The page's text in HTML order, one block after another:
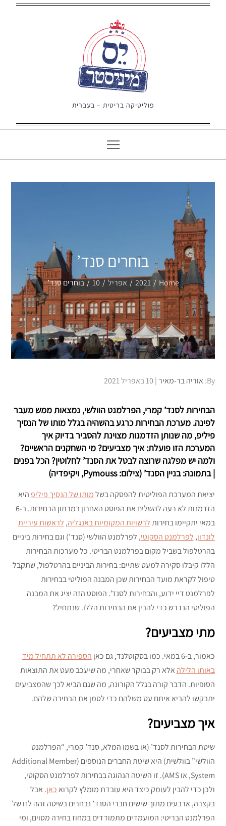
פוליטיקה בריטית – בעברית
בוחרים סנד’
Home
2021 אפריל 10 בוחרים סנד’
By: אוריה בר-מאיר Posted
10 באפריל 2021
הבחירות לסנד’ קמרי, הפרלמנט הוולשי, נמצאות ממש מעבר
לפינה. מערכת הבחירות כרגע בהשהיה בגלל מותו של הנסיך
פיליפ, מה שנותן הזדמנות מצוינת להסביר בדיוק איך
המערכת הזו פועלת: איך מצביעים? מי השחקנים הראשיים?
ולמה יש מפלגה שרוצה לבטל את הסנד’ לחלוטין? הכל בפנים
| בתמונה: בניין הסנד’ (צילום: Pymouss, ויקיפדיה)
יציאת המערכת הפוליטית להפסקה בשלמותו של הנסיך פיליפ היא
הזדמנות לא רעה להשלים את הפוסט האחרון במרתון הבחירות. ב-6
במאי יתקיימו בחירותלרשויות המקומיות באנגליה, לראשות עיריית
לונדון, לפרלמנט הסקוטי, לפרלמנט הוולשי (סנד’) וגם בחירות ביניים
בהרטלפול בשביל מקום בפרלמנט הבריטי. כל מערכות הבחירות
הללו קיבלו סקירה למעט שתיים: בחירות הביניים בהרטלפול, שתקבל
טיפול לקראת מועד הבחירות שכן המבנה הפוליטי בבחירות
לפרלמנט דיי ידוע, והבחירות לסנד’. הפוסט הזה יציג את המבנה
הפוליטי הנדרש כדי להבין את הבחירות הללו. שנתחיל?
מתי מצביעים?
כאמור, ב-6 במאי. כמו בסקוטלנד, גם כאן
הספירה לא תתחיל מיד
באותו הלילה אלא רק בבוקר שאחרי, מה שיעכב מעט את התוצאות
הסופיות. הדבר קורה בגלל הקורונה, מה שגם הביא לכך שהמצביעים
יתבקשו להביא איתם עט משלהם כדי לסמן את הבחירה שלהם.
איך מצביעים?
שיטת הבחירות לסנד’ (או בשמו המלא, סנד’ קמרי, “הפרלמנט
הוולשי” בוולשית) היא שיטת החברים הנוספים (Additional Member
System, או AMS). זו השיטה הנהוגה בבחירות לפרלמנט הסקוטי,
ולכן כדי להבין לעומק כיצד היא עובדת מומלץ לקרואכאן. אבל
בקצרה, ארבעים מתוך שישים חברי הסנד’ נבחרים בשיטה זהה לזו של
הפרלמנט הבריטי: המועמדים מתמודדים במחוז בחירה מסוים, ומי